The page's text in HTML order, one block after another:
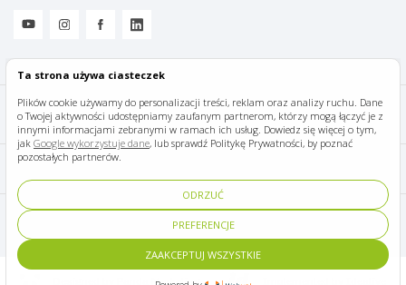
Ta strona używa ciasteczek
Plików cookie używamy do personalizacji treści, reklam oraz analizy ruchu. Dane
o Twojej aktywności udostępniamy zaufanym partnerom, którzy mogą łączyć je z
innymi informacjami zebranymi w ramach ich usług. Dowiedz się więcej o tym,
jak Google wykorzystuje dane, lub sprawdź Politykę Prywatności, by poznać
pozostałych partnerów.
ODRZUĆ
PREFERENCJE
ZAAKCEPTUJ WSZYSTKIE
Mazury Travel © 2026
Polityka prywatności
Designed by Panda Marketing